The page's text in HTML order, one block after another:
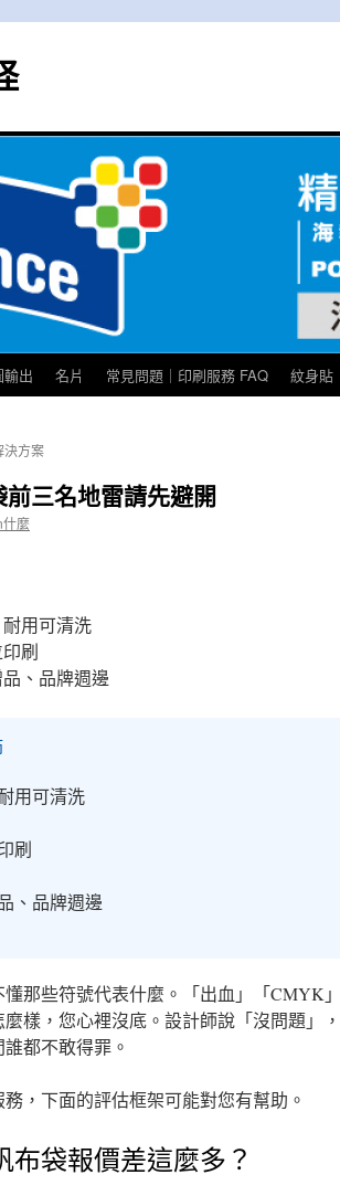
輸出 名片 常見問題｜印刷服務 FAQ 紋身貼
決方案
三名地雷請先避開
麼
用可清洗
刷
、品牌週邊
用可清洗
刷
、品牌週邊
那些符號代表什麼。「出血」「CMYK
樣，您心裡沒底。設計師說「沒問題」
都不敢得罪。
，下面的評估框架可能對您有幫助。
袋報價差這麼多？